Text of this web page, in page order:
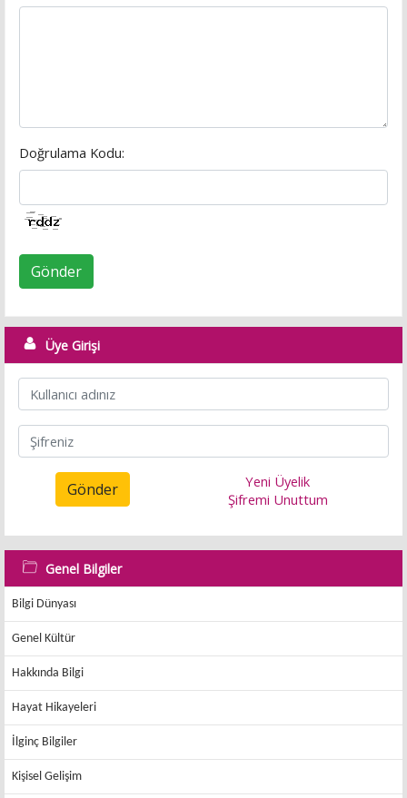
Doğrulama Kodu:
Gönder
Üye Girişi
Gönder
Yeni Üyelik
Şifremi Unuttum
Genel Bilgiler
Bilgi Dünyası
Genel Kültür
Hakkında Bilgi
Hayat Hikayeleri
İlginç Bilgiler
Kişisel Gelişim